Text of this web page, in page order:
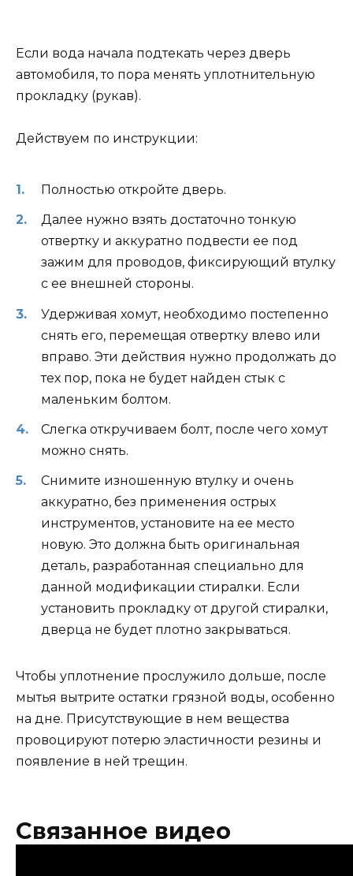
Если вода начала подтекать через дверь
автомобиля, то пора менять уплотнительную
прокладку (рукав).
Действуем по инструкции:
Полностью откройте дверь.
Далее нужно взять достаточно тонкую
отвертку и аккуратно подвести ее под
зажим для проводов, фиксирующий втулку
с ее внешней стороны.
Удерживая хомут, необходимо постепенно
снять его, перемещая отвертку влево или
вправо. Эти действия нужно продолжать до
тех пор, пока не будет найден стык с
маленьким болтом.
Слегка откручиваем болт, после чего хомут
можно снять.
Снимите изношенную втулку и очень
аккуратно, без применения острых
инструментов, установите на ее место
новую. Это должна быть оригинальная
деталь, разработанная специально для
данной модификации стиралки. Если
установить прокладку от другой стиралки,
дверца не будет плотно закрываться.
Чтобы уплотнение прослужило дольше, после
мытья вытрите остатки грязной воды, особенно
на дне. Присутствующие в нем вещества
провоцируют потерю эластичности резины и
появление в ней трещин.
Связанное видео